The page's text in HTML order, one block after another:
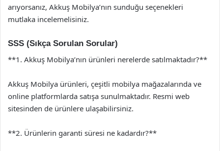
arıyorsanız, Akkuş Mobilya’nın sunduğu seçenekleri
mutlaka incelemelisiniz.
SSS (Sıkça Sorulan Sorular)
**1. Akkuş Mobilya’nın ürünleri nerelerde satılmaktadır?**
Akkuş Mobilya ürünleri, çeşitli mobilya mağazalarında ve
online platformlarda satışa sunulmaktadır. Resmi web
sitesinden de ürünlere ulaşabilirsiniz.
**2. Ürünlerin garanti süresi ne kadardır?**